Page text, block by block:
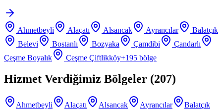
Ahmetbeyli Alaçatı Alsancak Ayrancılar
Balatçık
Belevi
Bostanlı Bozyaka Çamdibi
Çandarlı
Çeşme Boyalık
Çeşme Çiftlikköy+195 bölge
Hizmet Verdiğimiz Bölgeler (207)
Ahmetbeyli Alaçatı Alsancak Ayrancılar
Balatçık